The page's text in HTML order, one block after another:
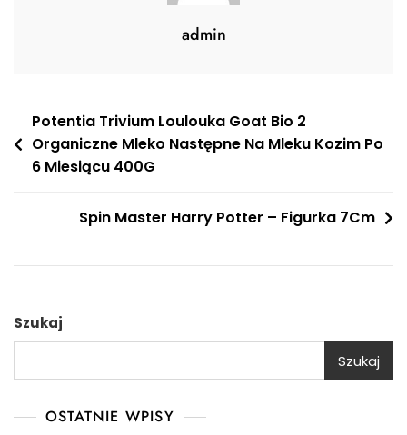
admin
Nawigacja
wpisu
Potentia Trivium Loulouka Goat Bio 2
Organiczne Mleko Następne Na Mleku Kozim Po
6 Miesiącu 400G
Spin Master Harry Potter – Figurka 7Cm
Szukaj
Szukaj
OSTATNIE WPISY